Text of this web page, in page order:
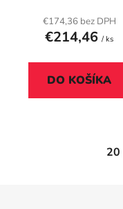
€174,36 bez DPH
€214,46 / ks
DO KOŠÍKA
20